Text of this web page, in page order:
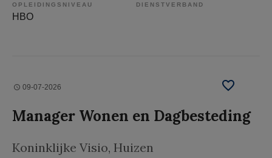
OPLEIDINGSNIVEAU
HBO
DIENSTVERBAND
09-07-2026
Manager Wonen en Dagbesteding
Koninklijke Visio, Huizen